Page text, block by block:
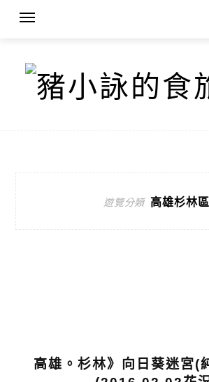
遊覽分類 高雄杉林區
高雄。杉林》向日葵迷宮(